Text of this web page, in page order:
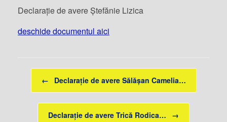
Declarație de avere Ștefănie Lizica
deschide documentul aici
Post navigation
← Declarație de avere Sălășan Camelia…
Declarație de avere Trică Rodica… →